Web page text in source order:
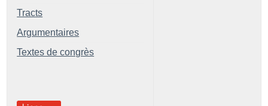
Tracts
Argumentaires
Textes de congrès